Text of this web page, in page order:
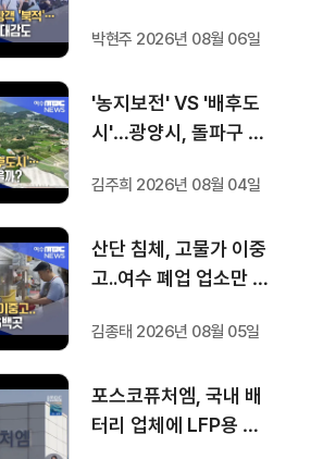
박현주 2026년 08월 06일
'농지보전' VS '배후도
시'…광양시, 돌파구 찾
김주희 2026년 08월 04일
산단 침체, 고물가 이중
고..여수 폐업 업소만 6
김종태 2026년 08월 05일
포스코퓨처엠, 국내 배
터리 업체에 LFP용 양